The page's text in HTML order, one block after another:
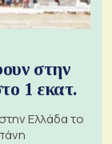
στην
1 εκατ.
Ελλάδα το